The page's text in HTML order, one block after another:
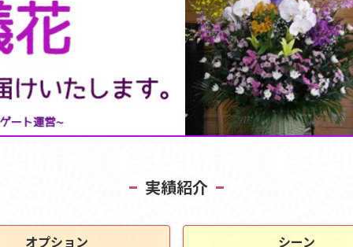
実績紹介
オプション シーン